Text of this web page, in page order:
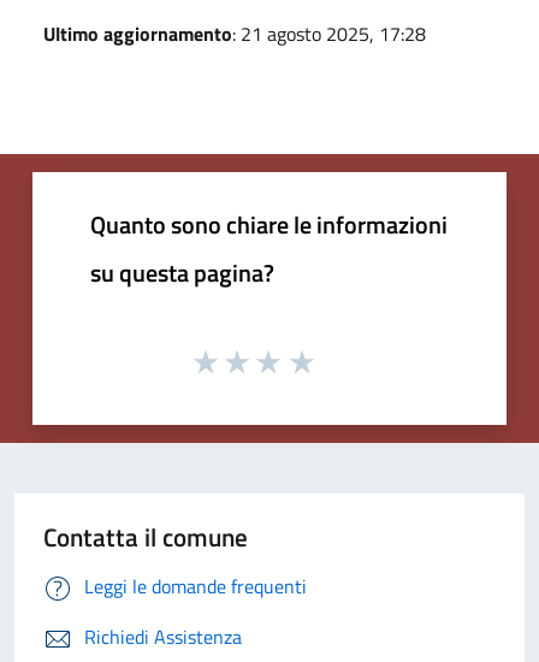
Ultimo aggiornamento: 21 agosto 2025, 17:28
Quanto sono chiare le informazioni
su questa pagina?
Contatta il comune
Leggi le domande frequenti
Richiedi Assistenza